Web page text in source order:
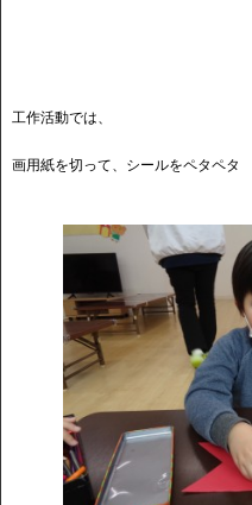
工作活動では、
画用紙を切って、シールをペタペタ